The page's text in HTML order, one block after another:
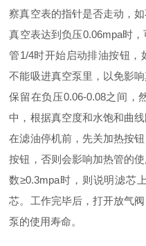
察真空表的指针是否走动，
真空表达到负压0.06mpa时
管1/4时开始启动排油按钮，
不能吸进真空泵里，以免影
保留在负压0.06-0.08之间，
中，根据真空度和水饱和曲
在滤油停机前，先关加热按
按钮，否则会影响加热管的
数≥0.3mpa时，则说明滤芯
芯。工作完毕后，打开放气
泵的使用寿命。